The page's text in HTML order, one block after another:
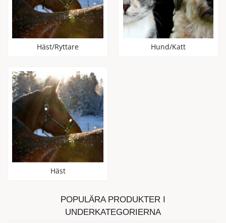
Häst/Ryttare Hund/Katt
Häst
POPULÄRA PRODUKTER I
UNDERKATEGORIERNA